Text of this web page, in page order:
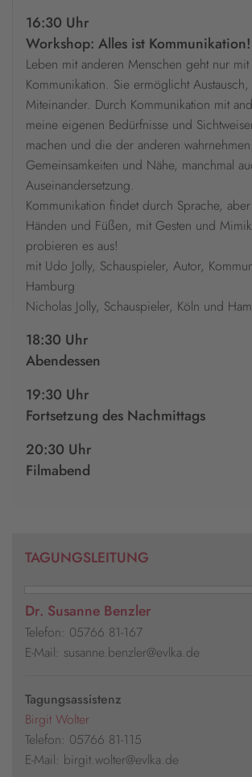
16:30 Uhr
Workshop: Alles ist Kommunikation!
Leben mit anderen Menschen geht nur mit
Kommunikation. Sie ermöglicht
Miteinander. Durch Kommunikation mit
meine eigenen Bedürfnisse und
machen und die der anderen
Gemeinsamkeiten und Nähe, manchmal
Auseinandersetzung.
Kommunikation findet durch Sprache,
Händen und Füßen, mit Gesten und
probieren es aus!
mit Udo Jolly, Schauspieler, Autor,
Hamburg
Nicholas Jolly, Schauspieler, Köln und
18:30 Uhr
Abendessen
19:30 Uhr
Fortsetzung des Nachmittags
20:30 Uhr
Filmabend
TAGUNGSLEITUNG
Dr. Susanne Benzler
Telefon: 05766 81-167
E-Mail: susanne.benzler@evlka.de
Tagungsassistenz
Birgit Wolter
Telefon: 05766 81-115
E-Mail: birgit.wolter@evlka.de